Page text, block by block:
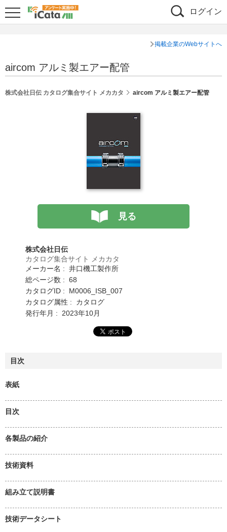
ログイン
掲載企業のWebサイトへ
aircom アルミ製エアー配管
株式会社日伝 カタログ集合サイト メカカタ aircom アルミ製エアー配管
見る
株式会社日伝
カタログ集合サイト メカカタ
メーカー名 : 井口機工製作所
総ページ数 : 68
カタログID : M0006_ISB_007
カタログ属性 : カタログ
発行年月 : 2023年10月
目次
表紙
目次
各製品の紹介
技術資料
組み立て説明書
技術データシート